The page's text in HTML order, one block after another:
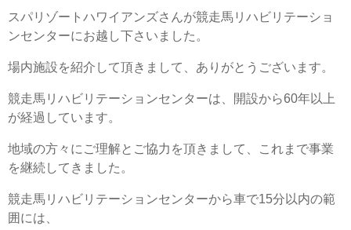
スパリゾートハワイアンズさんが競走馬リハビリテーショ
ンセンターにお越し下さいました。
場内施設を紹介して頂きまして、ありがとうございます。
競走馬リハビリテーションセンターは、開設から60年以上
が経過しています。
地域の方々にご理解とご協力を頂きまして、これまで事業
を継続してきました。
競走馬リハビリテーションセンターから車で15分以内の範
囲には、